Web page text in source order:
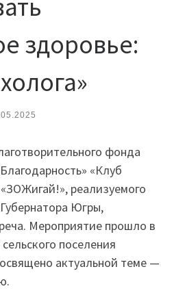
здоровье:
фонда
«Клуб
реализуемого
Югры,
Мероприятие прошло в
поселения
актуальной теме —